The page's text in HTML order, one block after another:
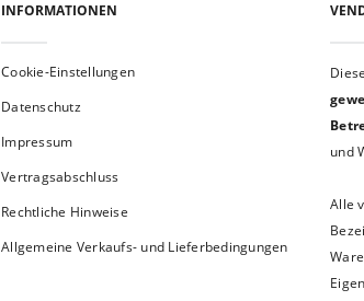
INFORMATIONEN
Cookie-Einstellungen
Datenschutz
Impressum
Vertragsabschluss
Rechtliche Hinweise
Allgemeine Verkaufs- und Lieferbedingungen
und
Alle